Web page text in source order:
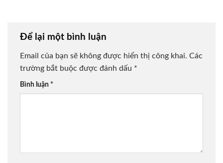
Để lại một bình luận
Email của bạn sẽ không được hiển thị công khai. Các
trường bắt buộc được đánh dấu *
Bình luận *